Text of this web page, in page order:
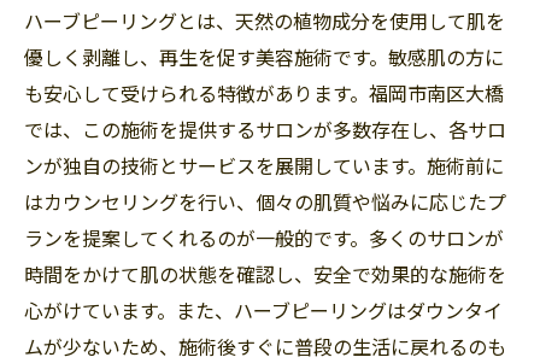
の美容革命を体感
敏感肌にも安心！天然成分の力
福岡市南区大橋での施術後のアフターケア
美容革命を実感！施術直後の肌の変化
サロン選びのポイント：評判と実績をチェ
ック
福岡市南区大橋でのハーブピーリングの流
行の理由
ハーブピーリングと他の美容法の比較
ハーブピーリングとは、天然の植物成分を使用して肌を
優しく剥離し、再生を促す美容施術です。敏感肌の方に
も安心して受けられる特徴があります。福岡市南区大橋
では、この施術を提供するサロンが多数存在し、各サロ
ンが独自の技術とサービスを展開しています。施術前に
はカウンセリングを行い、個々の肌質や悩みに応じたプ
ランを提案してくれるのが一般的です。多くのサロンが
時間をかけて肌の状態を確認し、安全で効果的な施術を
心がけています。また、ハーブピーリングはダウンタイ
ムが少ないため、施術後すぐに普段の生活に戻れるのも